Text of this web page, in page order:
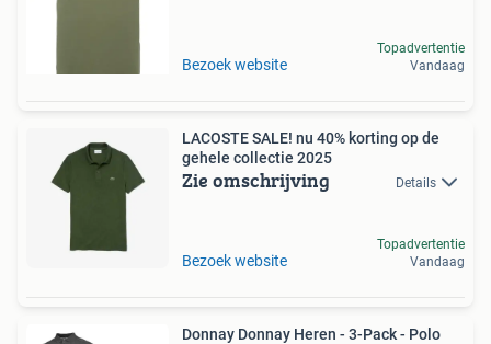
Bezoek website
Topadvertentie
Vandaag
LACOSTE SALE! nu 40% korting op de
gehele collectie 2025
Zie omschrijving Details
Bezoek website
Topadvertentie
Vandaag
Donnay Donnay Heren - 3-Pack - Polo